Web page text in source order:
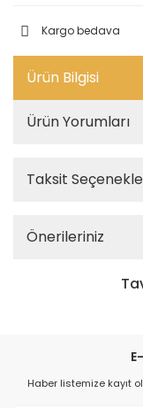
Kargo bedava
Ürün Bilgisi
Ürün Yorumları
Taksit
Önerileriniz
Haber listemize kayıt